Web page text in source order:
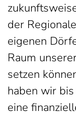
der
eigenen
Raum
setzen
haben wir
eine